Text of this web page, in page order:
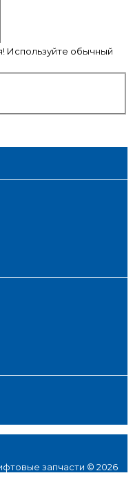
Используйте обычный
запчасти © 2026